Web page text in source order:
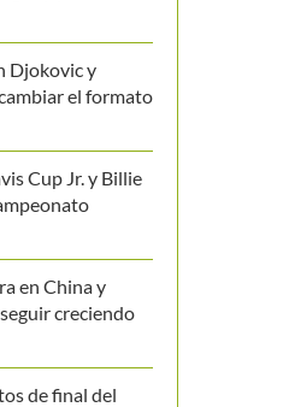
Djokovic y
el formato
Cup Jr. y Billie
en China y
creciendo
de final del